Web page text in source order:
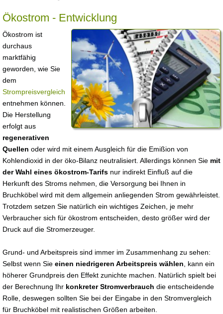
Ökostrom - Entwicklung
Ökostrom ist
durchaus
marktfähig
geworden, wie Sie
dem
Strompreisvergleich
entnehmen können.
Die Herstellung
erfolgt aus
regenerativen
Quellen oder wird mit einem Ausgleich für die Emißion von
Kohlendioxid in der öko-Bilanz neutralisiert. Allerdings können Sie mit
der Wahl eines ökostrom-Tarifs nur indirekt Einfluß auf die
Herkunft des Stroms nehmen, die Versorgung bei Ihnen in
Bruchköbel wird mit dem allgemein anliegenden Strom gewährleistet.
Trotzdem setzen Sie natürlich ein wichtiges Zeichen, je mehr
Verbraucher sich für ökostrom entscheiden, desto größer wird der
Druck auf die Stromerzeuger.
Grund- und Arbeitspreis sind immer im Zusammenhang zu sehen:
Selbst wenn Sie einen niedrigeren Arbeitspreis wählen , kann ein
höherer Grundpreis den Effekt zunichte machen. Natürlich spielt bei
der Berechnung Ihr konkreter Stromverbrauch die entscheidende
Rolle, deswegen sollten Sie bei der Eingabe in den Stromvergleich
für Bruchköbel mit realistischen Größen arbeiten.